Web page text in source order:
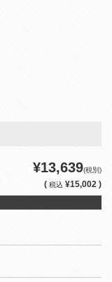
¥13,639(税別)
( 税込 ¥15,002 )